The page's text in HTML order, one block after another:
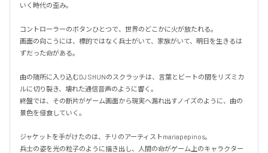
いく時代の歪み。
コントローラーのボタンひとつで、世界のどこかに火が放たれる。
画面の向こうには、標的ではなく兵士がいて、家族がいて、明日を生きるは
ずだった命がある。
曲の随所に入り込むDJ SHUNのスクラッチは、言葉とビートの間をリズミカ
ルに切り裂き、壊れた通信音声のように響く。
終盤では、その断片がゲーム画面から現実へ漏れ出すノイズのように、曲の
景色を侵食していく。
ジャケットを手がけたのは、チリのアーティストmariapepinos。
兵士の姿を光の粒子のように描き出し、人間の命がゲーム上のキャラクター